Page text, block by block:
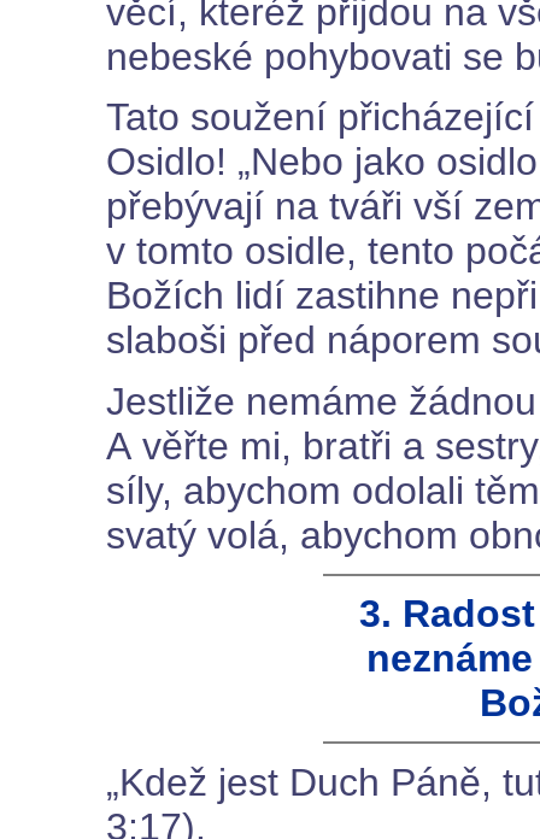
věcí, kteréž přijdou na
nebeské pohybovati se
Tato soužení
Osidlo! „Nebo jako
přebývají na tváři vší
v tomto osidle, tento
Božích lidí zastihne
slaboši před náporem
Jestliže nemáme
A věřte mi, bratři a
síly, abychom odolali
svatý volá, abychom
3.
„Kdež jest Duch Páně,
3:17).